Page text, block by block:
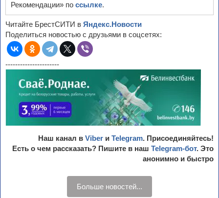
Рекомендации» по ссылке.
Читайте БрестСИТИ в Яндекс.Новости
Поделиться новостью с друзьями в соцсетях:
----------------------
Наш канал в Viber и Telegram. Присоединяйтесь!
Есть о чем рассказать? Пишите в наш Telegram-бот. Это
анонимно и быстро
Больше новостей...